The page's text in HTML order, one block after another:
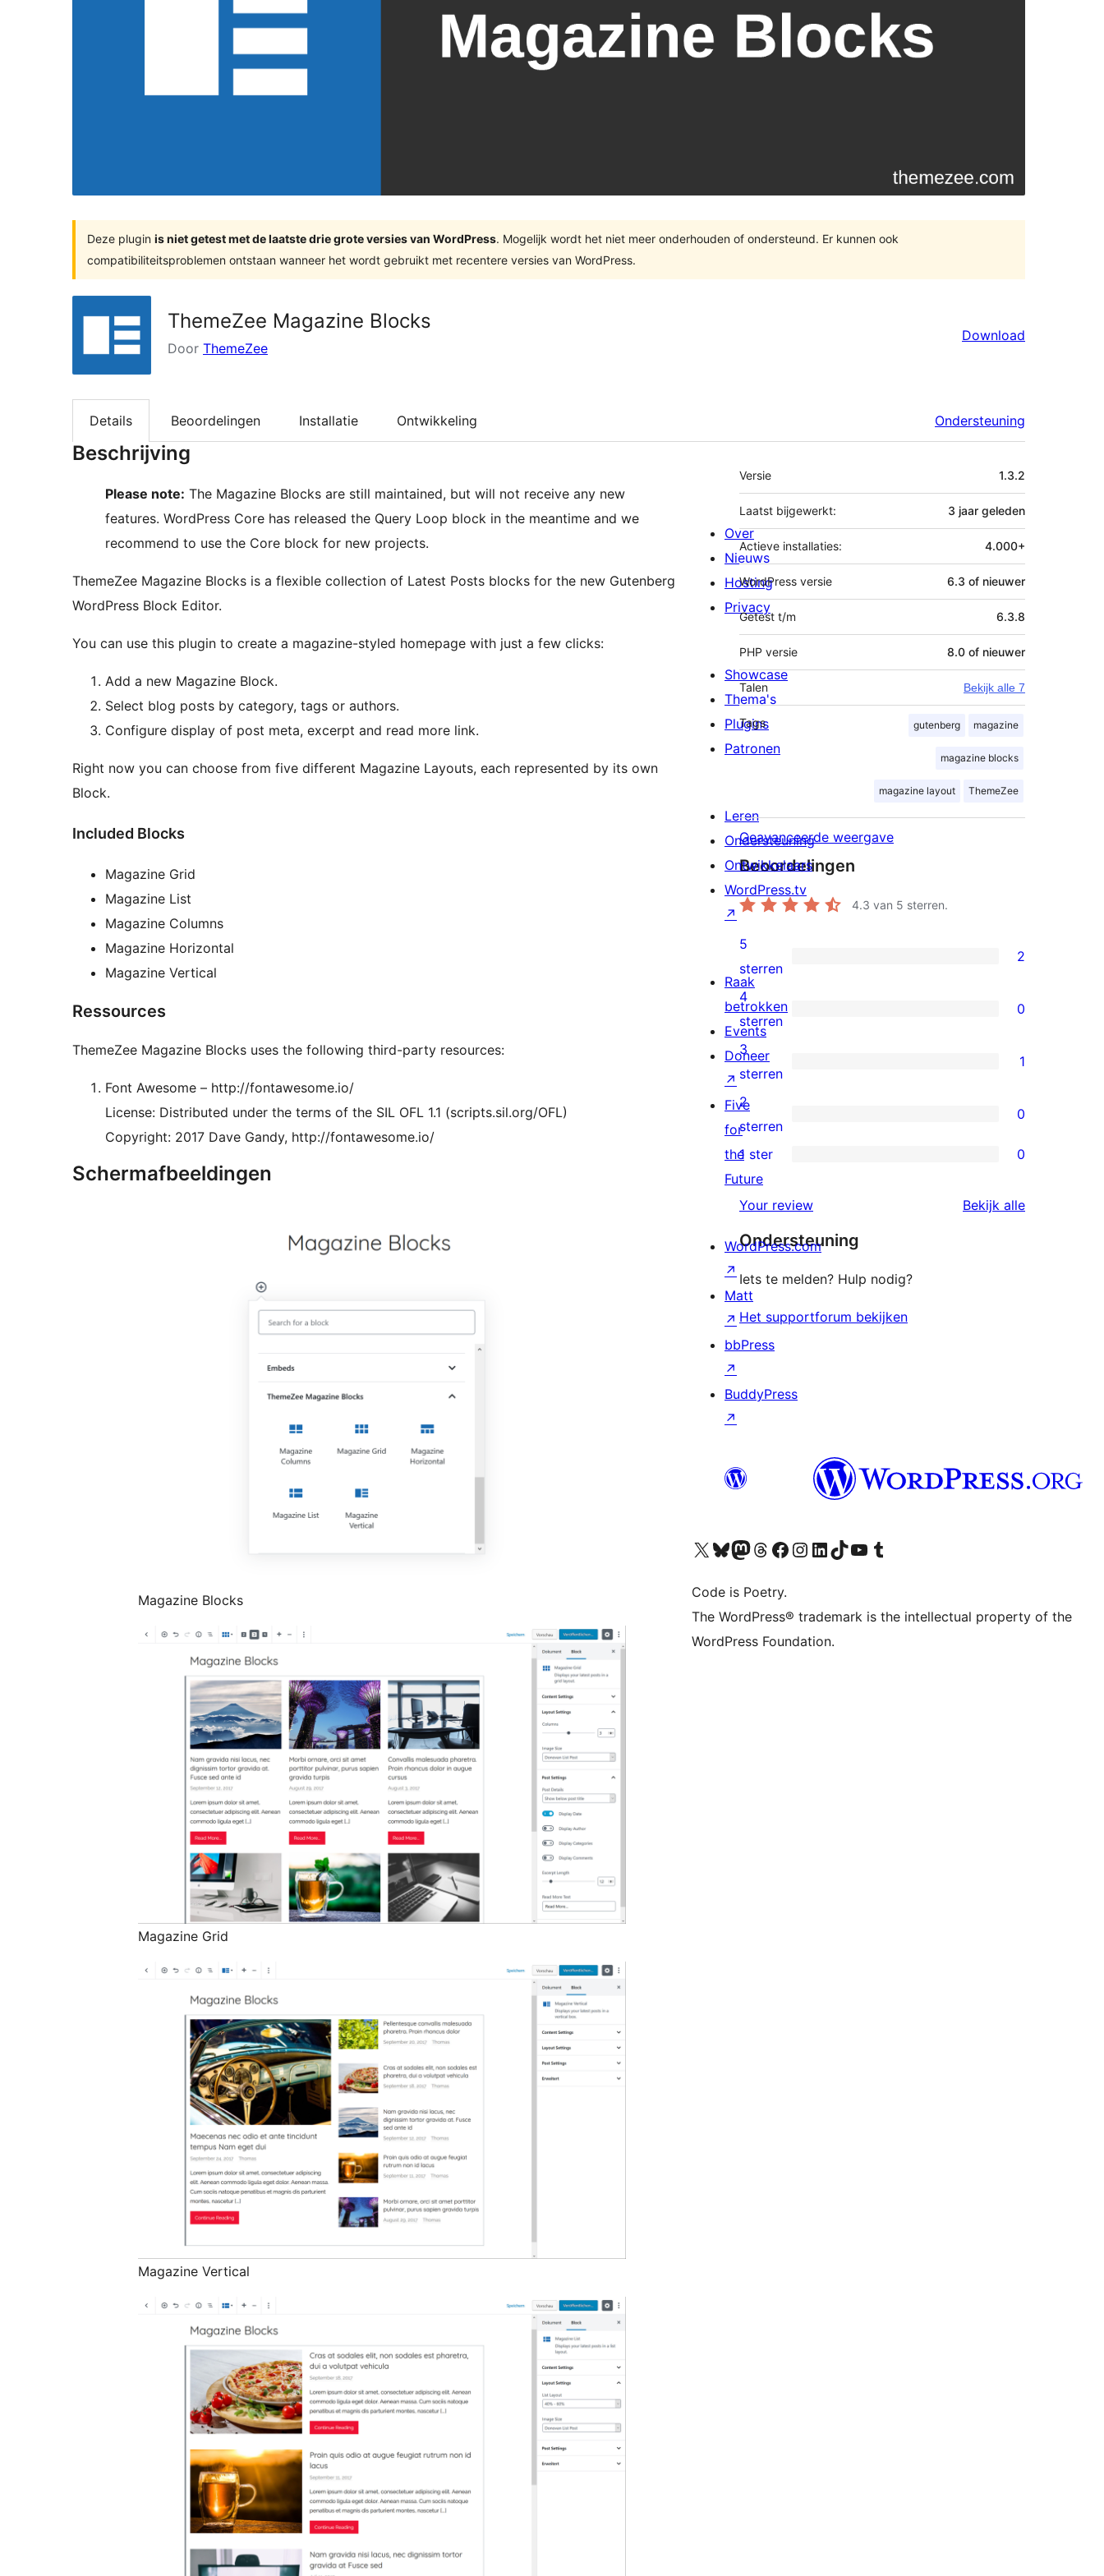
Deze plugin is niet getest met de laatste drie grote versies van WordPress. Mogelijk wordt het niet meer onderhouden of ondersteund. Er kunnen ook
compatibiliteitsproblemen ontstaan wanneer het wordt gebruikt met recentere versies van WordPress.
ThemeZee Magazine Blocks
Door ThemeZee
Download
Details Beoordelingen Installatie Ontwikkeling Ondersteuning
Beschrijving
Please note: The Magazine Blocks are still maintained, but will not receive any new
features. WordPress Core has released the Query Loop block in the meantime and we
recommend to use the Core block for new projects.
ThemeZee Magazine Blocks is a flexible collection of Latest Posts blocks for the new Gutenberg
WordPress Block Editor.
You can use this plugin to create a magazine-styled homepage with just a few clicks:
Add a new Magazine Block.
Select blog posts by category, tags or authors.
Configure display of post meta, excerpt and read more link.
Right now you can choose from five different Magazine Layouts, each represented by its own
Block.
Included Blocks
Magazine Grid
Magazine List
Magazine Columns
Magazine Horizontal
Magazine Vertical
Ressources
ThemeZee Magazine Blocks uses the following third-party resources:
Font Awesome – http://fontawesome.io/
License: Distributed under the terms of the SIL OFL 1.1 (scripts.sil.org/OFL)
Copyright: 2017 Dave Gandy, http://fontawesome.io/
Schermafbeeldingen
Magazine Blocks
Magazine Grid
Magazine Vertical
Meta
Versie 1.3.2
Laatst bijgewerkt: 3 jaar geleden
Actieve installaties: 4.000+
WordPress versie 6.3 of nieuwer
Getest t/m 6.3.8
PHP versie 8.0 of nieuwer
Talen Bekijk alle 7
Tags gutenberg magazine
magazine blocks
magazine layout ThemeZee
Geavanceerde weergave
Beoordelingen
4.3 van 5 sterren.
2
5
sterren
beoordeling
5
sterren
2
0
4
sterren
beoordeling
4
sterren
0
1
3
ster
beoordeling
3
sterren
1
0
2
sterren
beoordeling
2
sterren
0
0
1
sterren
beoordeling
1 ster 0
Your review Bekijk alle
Ondersteuning
Iets te melden? Hulp nodig?
Het supportforum bekijken
Over
Nieuws
Hosting
Privacy
Showcase
Thema's
Plugins
Patronen
Leren
Ondersteuning
Ontwikkelaars
WordPress.tv
↗
Raak
betrokken
Events
Doneer
↗
Five
for
the
Future
WordPress.com
↗
Matt
↗
bbPress
↗
BuddyPress
↗
Bezoek ons X (voorheen Twitter) account
Bezoek onze Bluesky account
Bezoek ons Mastodon account
Bezoek onze Threads account
Onze Facebookpagina bezoeken
Bezoek onze Instagram account
Bezoek onze LinkedIn account
Bezoek onze TikTok account
Bezoek ons YouTube kanaalBezoek onze Tumblr account
Code is Poetry.
The WordPress® trademark is the intellectual property of the
WordPress Foundation.